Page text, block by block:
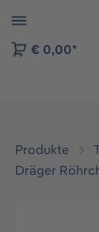
der
€ 0,00*
Produkte
Dräger